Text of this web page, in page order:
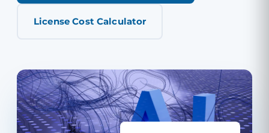
License Cost Calculator